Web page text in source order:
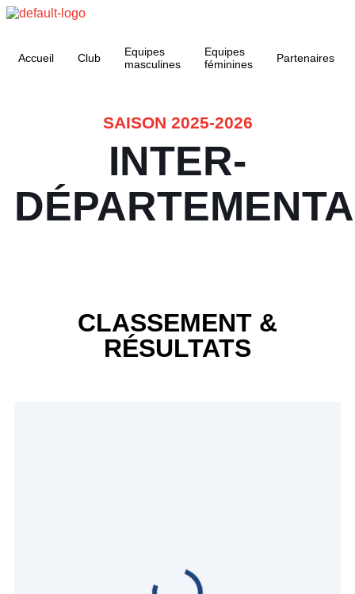
Accueil Club
Equipes
masculines
Equipes
féminines
Partenaires
SAISON 2025-2026
INTER-
CLASSEMENT &
RÉSULTATS